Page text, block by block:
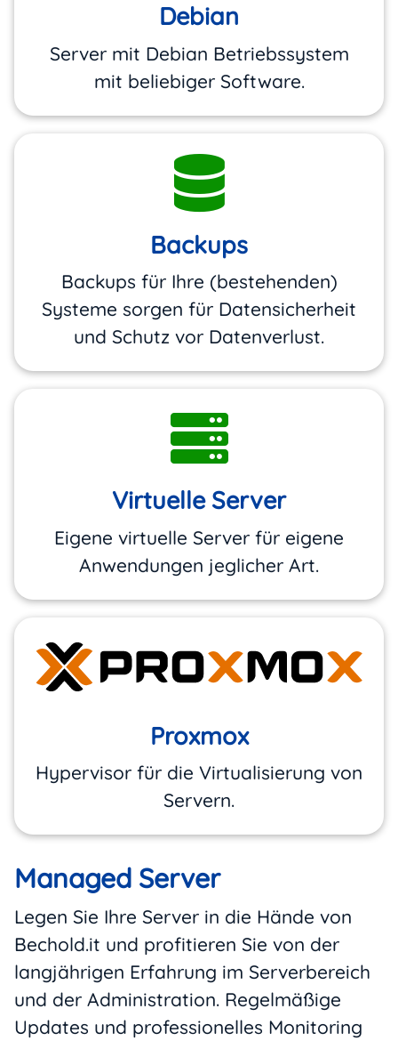
Debian
Server mit Debian Betriebssystem
mit beliebiger Software.
Backups
Backups für Ihre (bestehenden)
Systeme sorgen für Datensicherheit
und Schutz vor Datenverlust.
Virtuelle Server
Eigene virtuelle Server für eigene
Anwendungen jeglicher Art.
Proxmox
Hypervisor für die Virtualisierung von
Servern.
Managed Server
Legen Sie Ihre Server in die Hände von
Bechold.it und profitieren Sie von der
langjährigen Erfahrung im Serverbereich
und der Administration. Regelmäßige
Updates und professionelles Monitoring